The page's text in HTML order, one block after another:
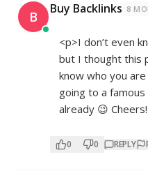
B Buy Backlinks 8
<p>I don’t even
but I thought this
know who you
going to a
already 😉
0 0 REPLY